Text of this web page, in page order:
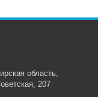
область,
207